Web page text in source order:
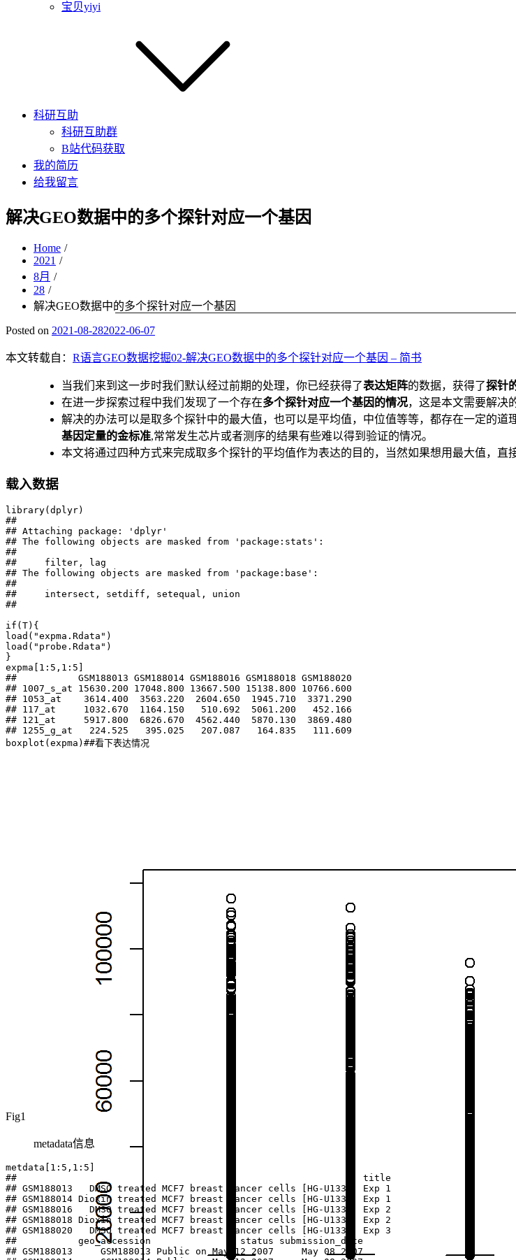
宝贝yiyi
科研互助
科研互助群
B站代码获取
我的简历
给我留言
解决GEO数据中的多个探针对应一个基因
Home
2021
8月
28
解决GEO数据中的多个探针对应一个基因
Posted on 2021-08-282022-06-07
本文转载自： R语言GEO数据挖掘02-解决GEO数据中的多个探针对应一个基因 – 简书
当我们来到这一步时我们默认经过前期的处理，你已经获得了表达矩阵的数据，获得了探针
在进一步探索过程中我们发现了一个存在多个探针对应一个基因的情况，这是本文需要解决
解决的办法可以是取多个探针中的最大值，也可以是平均值，中位值等等，都存在一定的道
基因定量的金标准,常常发生芯片或者测序的结果有些难以得到验证的情况。
本文将通过四种方式来完成取多个探针的平均值作为表达的目的，当然如果想用最大值，直
载入数据
library(dplyr)
##
## Attaching package: 'dplyr'
## The following objects are masked from 'package:stats':
##
##     filter, lag
## The following objects are masked from 'package:base':
##
##     intersect, setdiff, setequal, union
##
if(T){
load("expma.Rdata")
load("probe.Rdata")
}
expma[1:5,1:5]
##           GSM188013 GSM188014 GSM188016 GSM188018 GSM188020
## 1007_s_at 15630.200 17048.800 13667.500 15138.800 10766.600
## 1053_at    3614.400  3563.220  2604.650  1945.710  3371.290
## 117_at     1032.670  1164.150   510.692  5061.200   452.166
## 121_at     5917.800  6826.670  4562.440  5870.130  3869.480
## 1255_g_at   224.525   395.025   207.087   164.835   111.609
Fig1
metadata信息
metdata[1:5,1:5]
##                                                              title
## GSM188013   DMSO treated MCF7 breast cancer cells [HG-U133A] Exp 1
## GSM188014 Dioxin treated MCF7 breast cancer cells [HG-U133A] Exp 1
## GSM188016   DMSO treated MCF7 breast cancer cells [HG-U133A] Exp 2
## GSM188018 Dioxin treated MCF7 breast cancer cells [HG-U133A] Exp 2
## GSM188020   DMSO treated MCF7 breast cancer cells [HG-U133A] Exp 3
##           geo_accession                status submission_date
## GSM188013     GSM188013 Public on May 12 2007     May 08 2007